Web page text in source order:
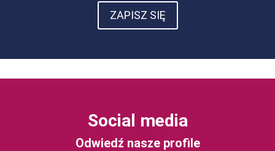
ZAPISZ SIĘ
Social media
Odwiedź nasze profile